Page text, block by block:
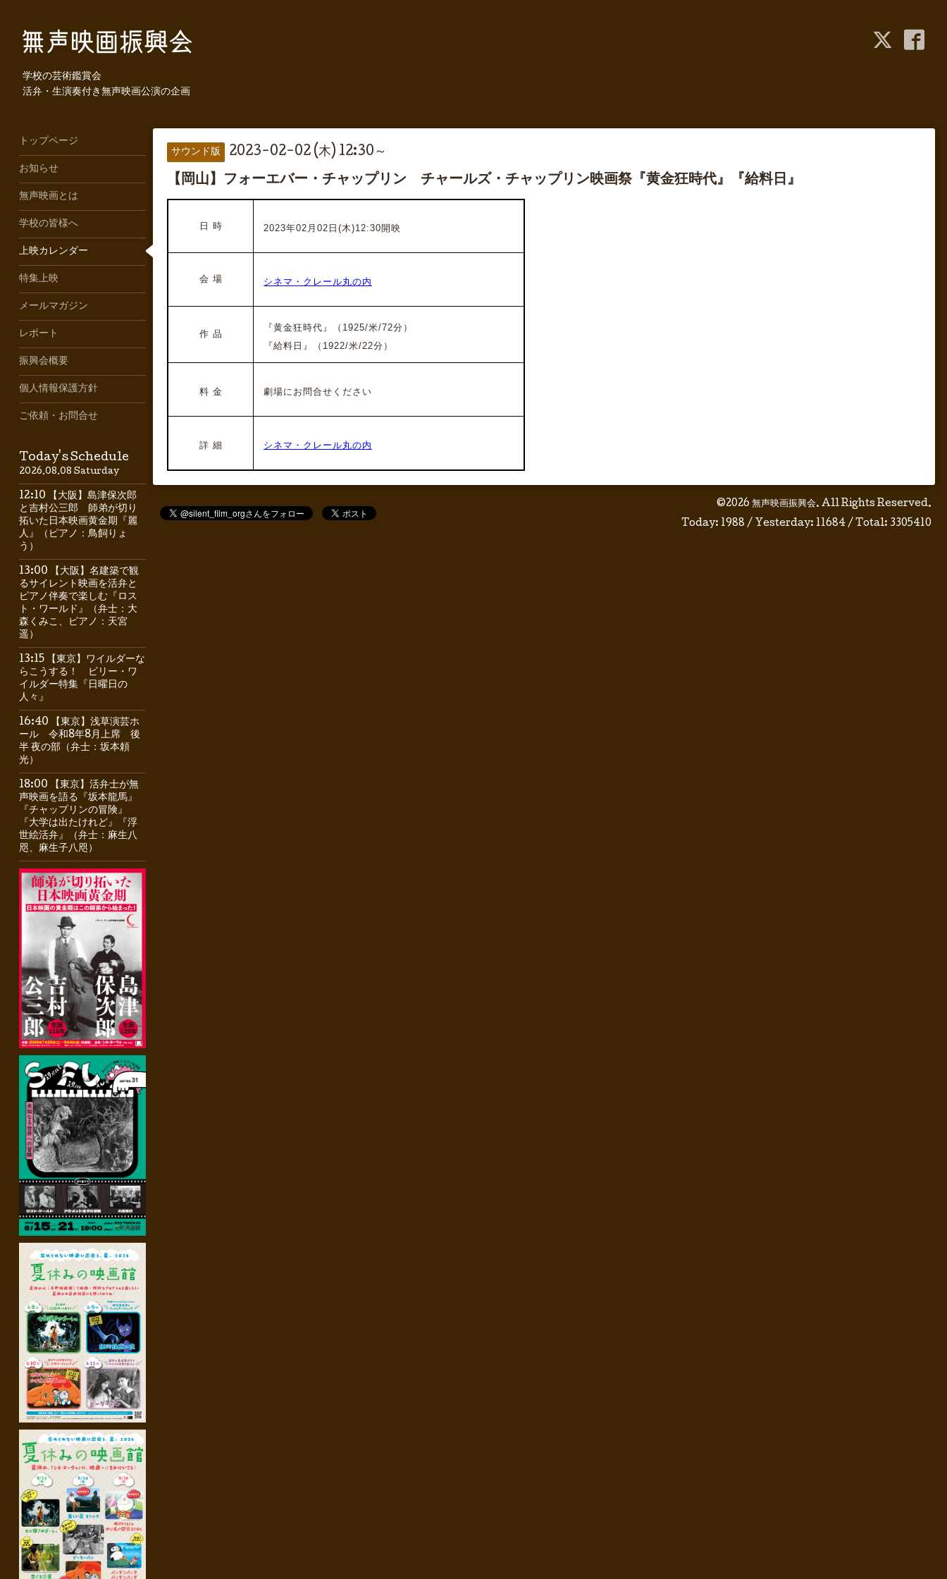
学校の芸術鑑賞会
活弁・生演奏付き無声映画公演の企画
サウンド版 2023-02-02 (木) 12:30～
【岡山】フォーエバー・チャップリン チャールズ・チャップリン映画祭『黄金狂時代』『給料日』
日 時 2023年02月02日(木)12:30開映
会 場 シネマ・クレール丸の内
作 品
『黄金狂時代』（1925/米/72分）
『給料日』
（1922/米/22分）
料 金 劇場にお問合せください
詳 細 シネマ・クレール丸の内
©2026 無声映画振興会. All Rights Reserved.
Today: 1988 / Yesterday: 11684 / Total: 3305410
トップページ
お知らせ
無声映画とは
学校の皆様へ
上映カレンダー
特集上映
メールマガジン
レポート
振興会概要
個人情報保護方針
ご依頼・お問合せ
Today's Schedule
2026.08.08 Saturday
12:10 【大阪】島津保次郎
と吉村公三郎 師弟が切り
拓いた日本映画黄金期『麗
人』（ピアノ：鳥飼りょ
う）
13:00 【大阪】名建築で観
るサイレント映画を活弁と
ピアノ伴奏で楽しむ『ロス
ト・ワールド』（弁士：大
森くみこ、ピアノ：天宮
遥）
13:15 【東京】ワイルダーな
らこうする！ ビリー・ワ
イルダー特集『日曜日の
人々』
16:40 【東京】浅草演芸ホ
ール 令和8年8月上席 後
半 夜の部（弁士：坂本頼
光）
18:00 【東京】活弁士が無
声映画を語る『坂本龍馬』
『チャップリンの冒険』
『大学は出たけれど』『浮
世絵活弁』（弁士：麻生八
咫、麻生子八咫）